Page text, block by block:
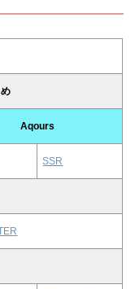
Aqours
SSR